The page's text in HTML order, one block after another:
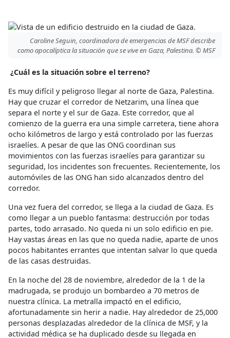
Caroline Seguin, coordinadora de emergencias de MSF describe
como apocalíptica la situación que se vive en Gaza, Palestina. © MSF
¿Cuál es la situación sobre el terreno?
Es muy difícil y peligroso llegar al norte de Gaza, Palestina.
Hay que cruzar el corredor de Netzarim, una línea que
separa el norte y el sur de Gaza. Este corredor, que al
comienzo de la guerra era una simple carretera, tiene ahora
ocho kilómetros de largo y está controlado por las fuerzas
israelíes. A pesar de que las ONG coordinan sus
movimientos con las fuerzas israelíes para garantizar su
seguridad, los incidentes son frecuentes. Recientemente, los
automóviles de las ONG han sido alcanzados dentro del
corredor.
Una vez fuera del corredor, se llega a la ciudad de Gaza. Es
como llegar a un pueblo fantasma: destrucción por todas
partes, todo arrasado. No queda ni un solo edificio en pie.
Hay vastas áreas en las que no queda nadie, aparte de unos
pocos habitantes errantes que intentan salvar lo que queda
de las casas destruidas.
En la noche del 28 de noviembre, alrededor de la 1 de la
madrugada, se produjo un bombardeo a 70 metros de
nuestra clínica. La metralla impactó en el edificio,
afortunadamente sin herir a nadie. Hay alrededor de 25,000
personas desplazadas alrededor de la clínica de MSF, y la
actividad médica se ha duplicado desde su llegada en